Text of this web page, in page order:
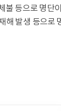
등으로 명단
해 발생 등으로